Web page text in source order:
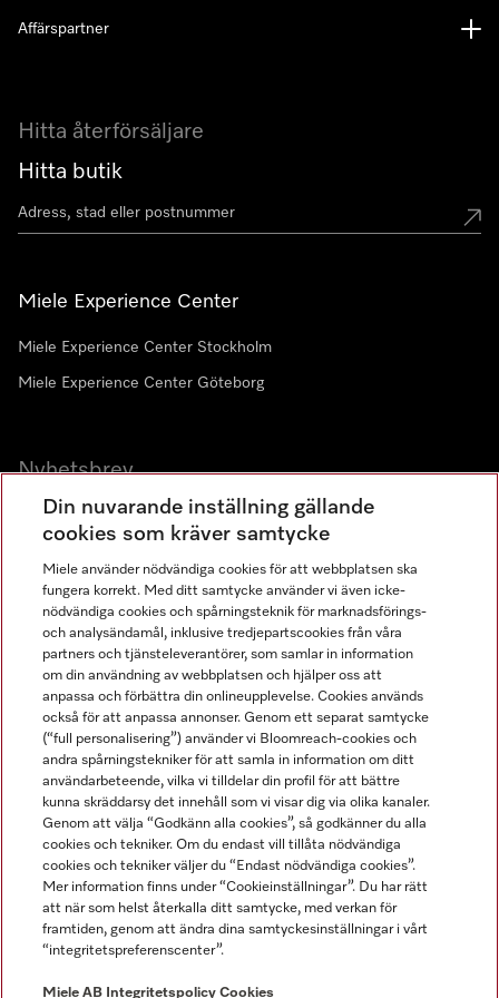
Hitta återförsäljare
Hitta butik
Miele Experience Center
Miele Experience Center Stockholm
Miele Experience Center Göteborg
Nyhetsbrev
Gå med i vår gemenskap
Affärspartner
Miele AB
Allmänna villkor
Användarvillkor
Miele tillgänglighetsförklaring
Lagen om digitala tjänster
Miele på LinkedIn
Miele på Facebook
Miele på Instagram
Miele på Youtube
Din nuvarande inställning gällande
cookies som kräver samtycke
Miele använder nödvändiga cookies för att webbplatsen ska
fungera korrekt. Med ditt samtycke använder vi även icke-
nödvändiga cookies och spårningsteknik för marknadsförings-
och analysändamål, inklusive tredjepartscookies från våra
partners och tjänsteleverantörer, som samlar in information
om din användning av webbplatsen och hjälper oss att
anpassa och förbättra din onlineupplevelse. Cookies används
också för att anpassa annonser. Genom ett separat samtycke
(“full personalisering”) använder vi Bloomreach-cookies och
andra spårningstekniker för att samla in information om ditt
användarbeteende, vilka vi tilldelar din profil för att bättre
kunna skräddarsy det innehåll som vi visar dig via olika kanaler.
Genom att välja “Godkänn alla cookies”, så godkänner du alla
cookies och tekniker. Om du endast vill tillåta nödvändiga
cookies och tekniker väljer du “Endast nödvändiga cookies”.
Mer information finns under “Cookieinställningar”. Du har rätt
att när som helst återkalla ditt samtycke, med verkan för
framtiden, genom att ändra dina samtyckesinställningar i vårt
“integritetspreferenscenter”.
Miele AB Integritetspolicy Cookies